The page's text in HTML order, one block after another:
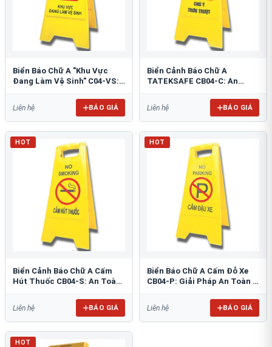
Biển Báo Chữ A "Khu Vực
Đang Làm Vệ Sinh" C04-VS:
Liên hệ BÁO GIÁ
Biển Cảnh Báo Chữ A
TATEKSAFE CB04-C: An
Liên hệ BÁO GIÁ
HOT
Biển Cảnh Báo Chữ A Cấm
Hút Thuốc CB04-S: An Toàn
Liên hệ BÁO GIÁ
HOT
Biển Báo Chữ A Cấm Đỗ Xe
CB04-P: Giải Pháp An Toàn &
Liên hệ BÁO GIÁ
HOT